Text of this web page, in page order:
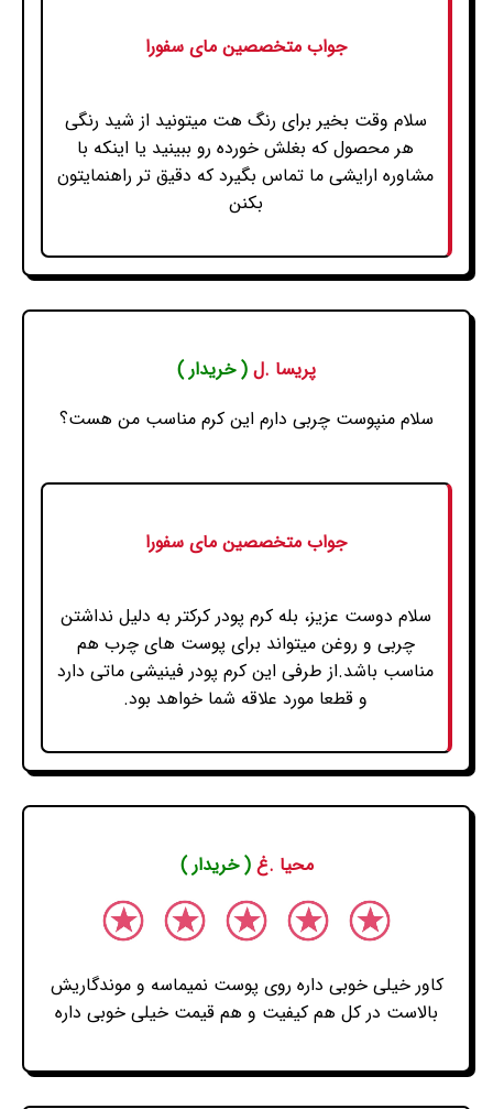
جواب متخصصین مای سفورا
سلام وقت بخیر برای رنگ هت میتونید از شید رنگی
هر محصول که بغلش خورده رو ببینید یا اینکه با
مشاوره ارایشی ما تماس بگیرد که دقیق تر راهنمایتون
بکنن
پریسا .ل ( خریدار )
سلام منپوست چربی دارم این کرم مناسب من هست؟
جواب متخصصین مای سفورا
سلام دوست عزیز، بله کرم پودر کرکتر به دلیل نداشتن
چربی و روغن میتواند برای پوست های چرب هم
مناسب باشد.از طرفی این کرم پودر فینیشی ماتی دارد
و قطعا مورد علاقه شما خواهد بود.
محیا .غ( خریدار )
کاور خیلی خوبی داره روی پوست نمیماسه و موندگاریش
بالاست در کل هم کیفیت و هم قیمت خیلی خوبی داره